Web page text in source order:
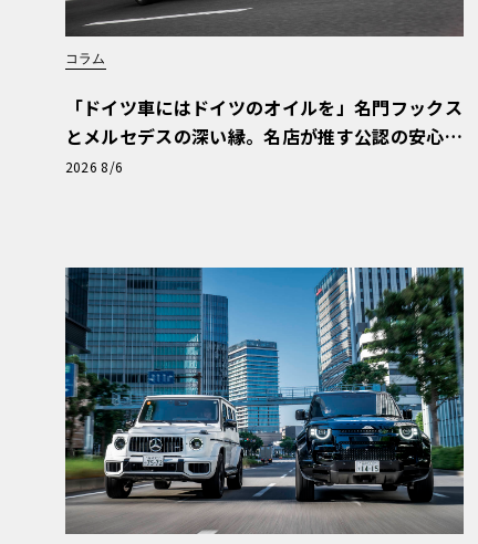
コラム
「ドイツ車にはドイツのオイルを」名門フックス
とメルセデスの深い縁。名店が推す公認の安心
と、Cクラスで味わうシルキーな走り〈PR〉
2026 8/6